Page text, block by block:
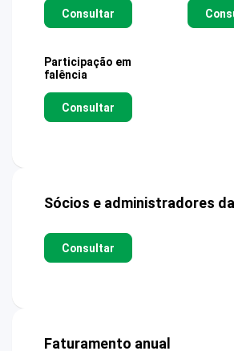
Consultar
Participação em
falência
Consultar
Sócios e administradores
Consultar
Faturamento anual